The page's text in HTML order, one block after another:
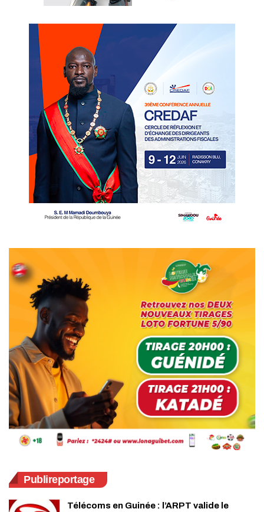
Publireportage
Télécoms en Guinée : l’ARPT valide le